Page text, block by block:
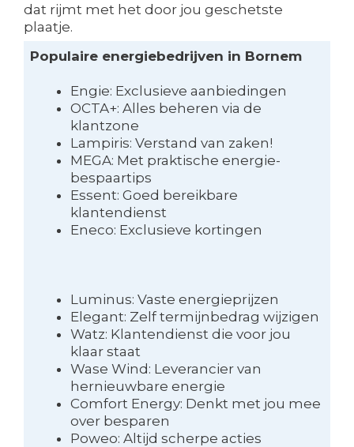
dat rijmt met het door jou geschetste
plaatje.
Populaire energiebedrijven in Bornem
Engie: Exclusieve aanbiedingen
OCTA+: Alles beheren via de
klantzone
Lampiris: Verstand van zaken!
MEGA: Met praktische energie-
bespaartips
Essent: Goed bereikbare
klantendienst
Eneco: Exclusieve kortingen
Luminus: Vaste energieprijzen
Elegant: Zelf termijnbedrag wijzigen
Watz: Klantendienst die voor jou
klaar staat
Wase Wind: Leverancier van
hernieuwbare energie
Comfort Energy: Denkt met jou mee
over besparen
Poweo: Altijd scherpe acties